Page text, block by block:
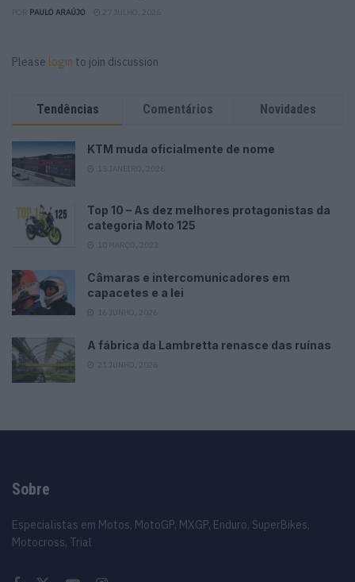
PAULO ARAÚJO
Please login to join discussion
Tendências Comentários Novidades
KTM muda oficialmente de nome
Top 10 – As dez melhores protagonistas da
categoria Moto 125
Câmaras e intercomunicadores em
capacetes e a lei
A fábrica da Lambretta renasce das ruínas
Sobre
Especialistas em Motos, MotoGP, MXGP, Enduro, SuperBikes,
Motocross, Trial